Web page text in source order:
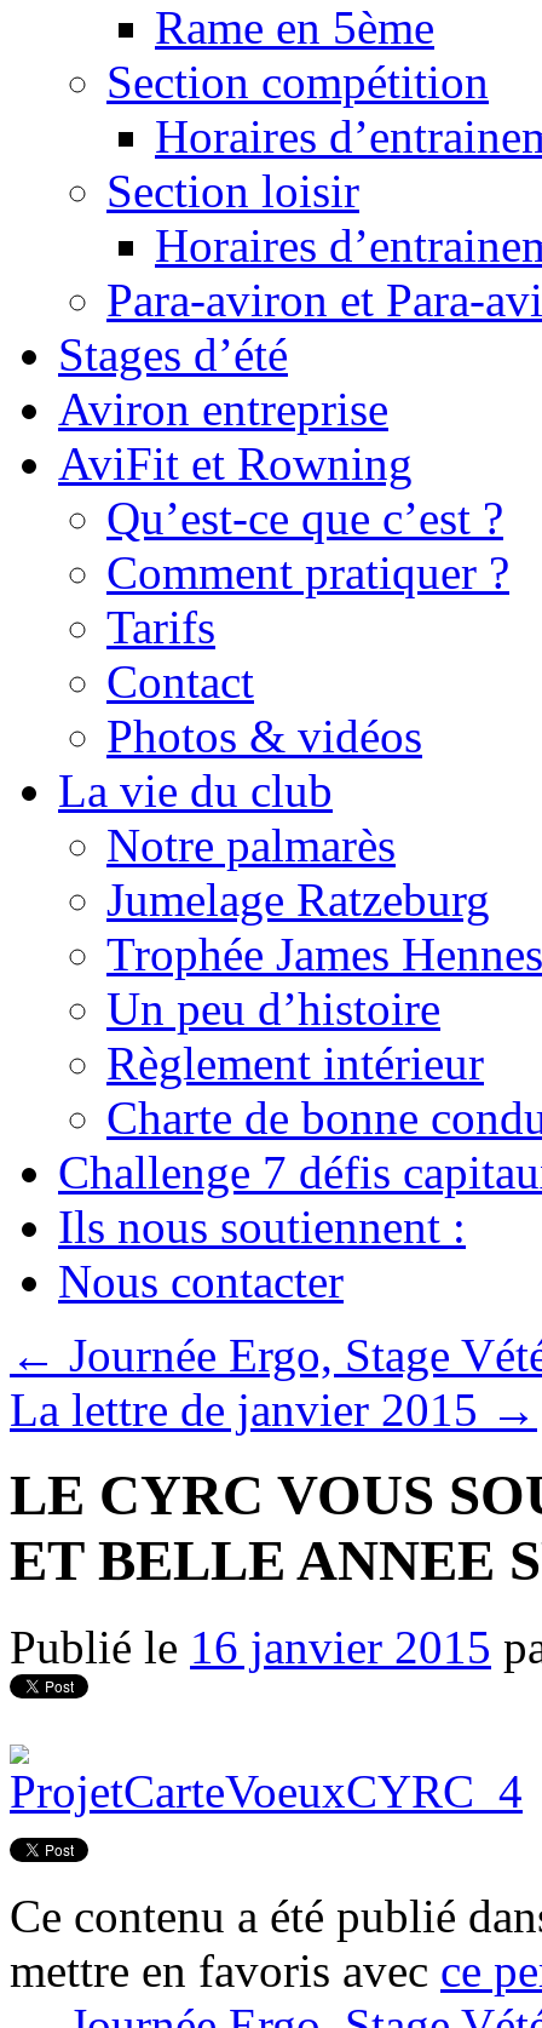
Rame en 5ème
Section compétition
Horaires
Section loisir
Horaires
Para-aviron et Para-
Stages d’été
Aviron entreprise
AviFit et Rowning
Qu’est-ce que c’est ?
Comment pratiquer ?
Tarifs
Contact
Photos & vidéos
La vie du club
Notre palmarès
Jumelage Ratzeburg
Trophée James
Un peu d’histoire
Règlement intérieur
Charte de bonne
Challenge 7 défis
Ils nous soutiennent :
Nous contacter
← Journée Ergo, Stage
La lettre de janvier 2015 →
LE CYRC VOUS
ET BELLE ANNEE
Publié le 16 janvier 2015
Ce contenu a été publié
mettre en favoris avec ce